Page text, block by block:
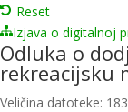
Reset
Izjava o digitalnoj
Odluka o
rekreacijsku
Veličina datoteke: